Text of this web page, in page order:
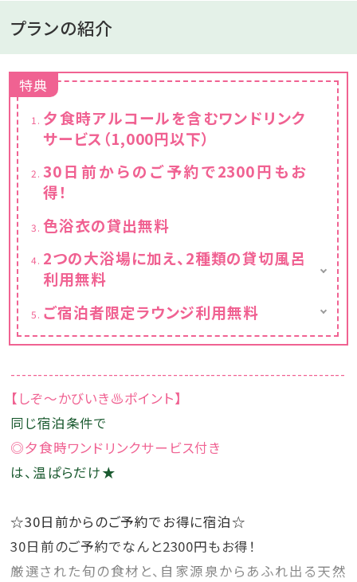
プランの紹介
特典
夕食時アルコールを含むワンドリンク
サービス（1,000円以下）
30日前からのご予約で2300円もお
得！
色浴衣の貸出無料
2つの大浴場に加え、2種類の貸切風呂
利用無料
□南国野天風呂
男性専用利用時間 15時〜18時30分
女性専用利用時間 翌7時〜9時30分
時
貸切の際はご利用可能時間＜35分間＞無料
です
野趣溢れる雰囲気お楽しみください
ご宿泊者限定ラウンジ利用無料
ご利用時間：15時～22時・翌7時～C/Oまで
和モダンで落ち着きのある空間にコーヒー、紅
ご夕食終わりのひと時に、湯上り後のご歓談
に、ご朝食後のコーヒーブレイクに。
--------------------------------------------------------------
【しぞ～かびいき♨ポイント】
同じ宿泊条件で
◎夕食時ワンドリンクサービス付き
は、温ぱらだけ★
☆30日前からのご予約でお得に宿泊☆
30日前のご予約でなんと2300円もお得！
厳選された旬の食材と、自家源泉からあふれ出る天然